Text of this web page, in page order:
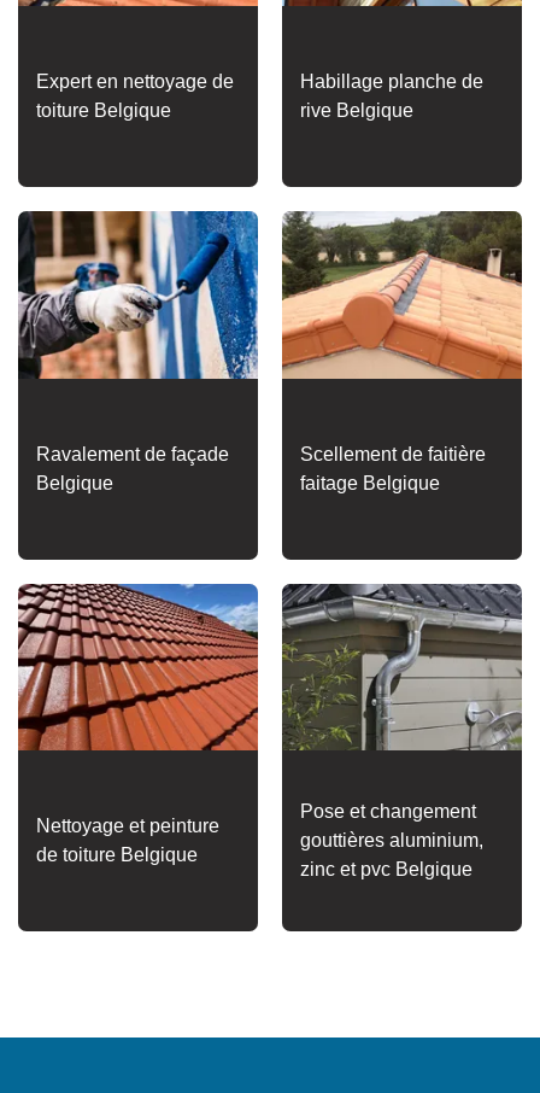
Expert en nettoyage de
toiture Belgique
Habillage planche de
rive Belgique
Ravalement de façade
Belgique
Scellement de faitière
faitage Belgique
Nettoyage et peinture
de toiture Belgique
Pose et changement
gouttières aluminium,
zinc et pvc Belgique